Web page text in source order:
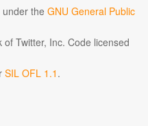
the GNU General Public
Twitter, Inc. Code licensed
SIL OFL 1.1 .